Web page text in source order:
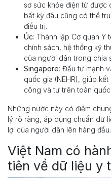
sơ sức khỏe điện tử được
bất kỳ đâu cũng có thể
điều trị.
Úc: Thành lập Cơ quan Y
chính sách, hệ thống kỹ
của người dân trong chia
Singapore: Đầu tư mạnh
quốc gia (NEHR), giúp
công và tư trên toàn quốc.
Những nước này có điểm
lý rõ ràng, áp dụng chuẩn dữ
lợi của người dân lên hàng đầu.
Việt Nam có
tiên về dữ liệu y